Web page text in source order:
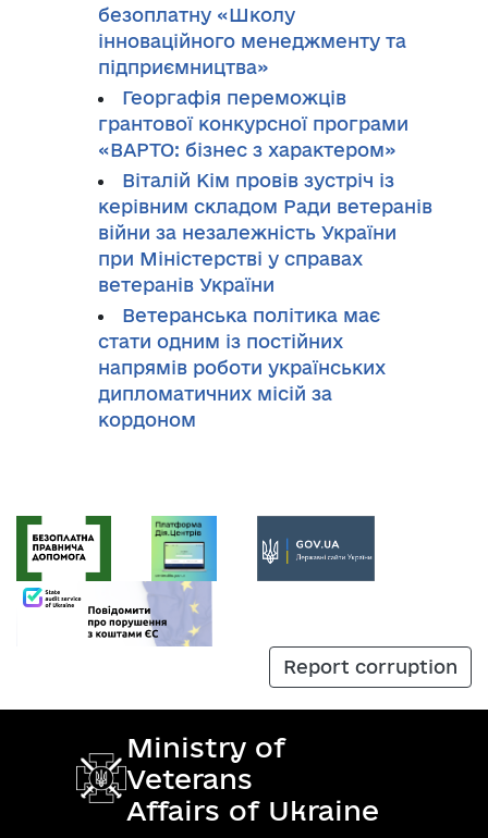
безоплатну «Школу
інноваційного менеджменту та
підприємництва»
Георгафія переможців
грантової конкурсної програми
«ВАРТО: бізнес з характером»
Віталій Кім провів зустріч із
керівним складом Ради ветеранів
війни за незалежність України
при Міністерстві у справах
ветеранів України
Ветеранська політика має
стати одним із постійних
напрямів роботи українських
дипломатичних місій за
кордоном
Report corruption
Ministry of
Veterans
Affairs of Ukraine